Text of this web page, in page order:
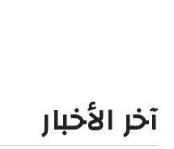
آخر الأخبار